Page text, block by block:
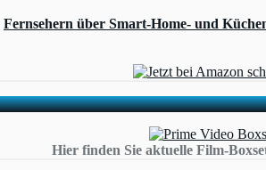
Fernsehern über Smart-Home- und
Hier finden Sie aktuelle Film-